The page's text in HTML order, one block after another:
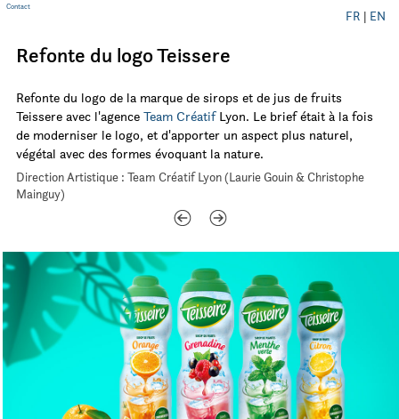
Contact
FR | EN
Refonte du logo Teissere
Refonte du logo de la marque de sirops et de jus de fruits
Teissere avec l'agence Team CréatifLyon. Le brief était à la fois
de moderniser le logo, et d'apporter un aspect plus naturel,
végétal avec des formes évoquant la nature.
Direction Artistique : Team Créatif Lyon (Laurie Gouin & Christophe
Mainguy)